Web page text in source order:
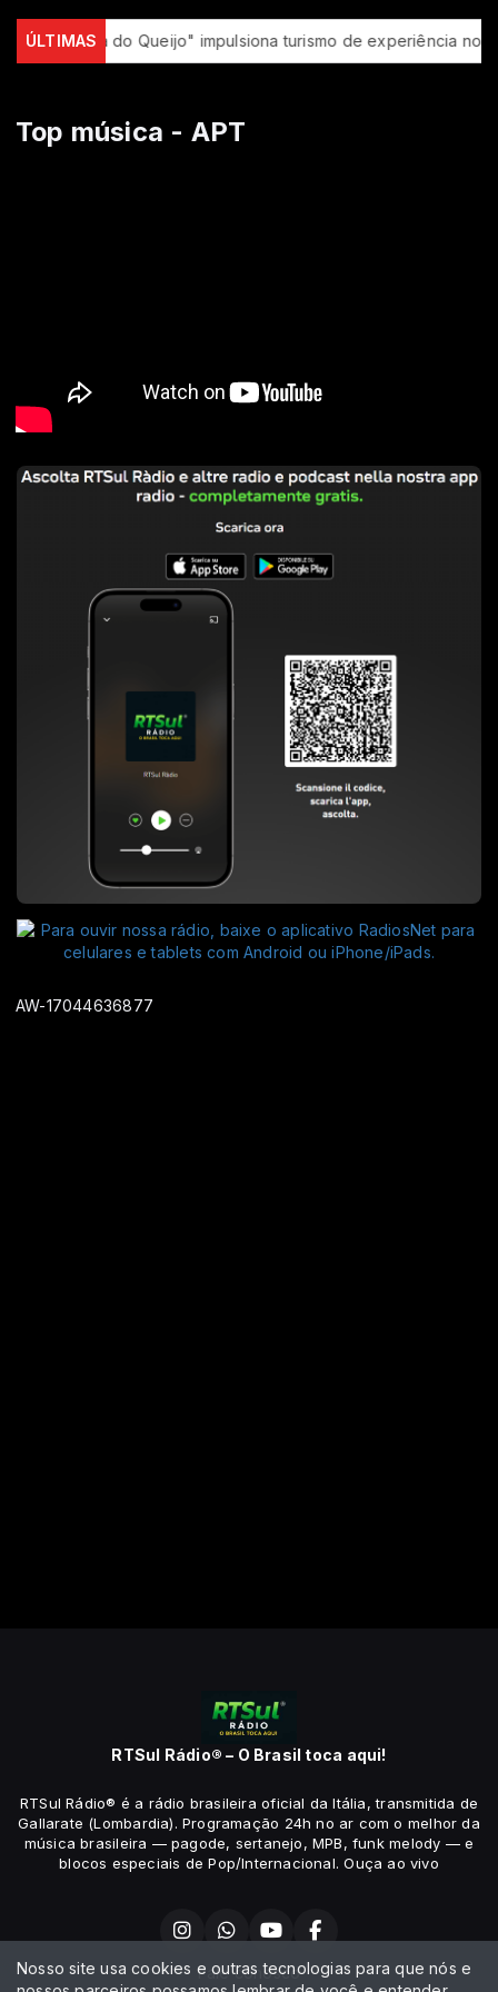
ÚLTIMAS
"Rota do Queijo" impulsiona turismo de experiência no
Top música - APT
AW-17044636877
RTSul Rádio® – O Brasil toca aqui!
RTSul Rádio® é a rádio brasileira oficial da Itália, transmitida de
Gallarate (Lombardia). Programação 24h no ar com o melhor da
música brasileira — pagode, sertanejo, MPB, funk melody — e
blocos especiais de Pop/Internacional. Ouça ao vivo
Fale conosco
Nosso site usa cookies e outras tecnologias para que nós e